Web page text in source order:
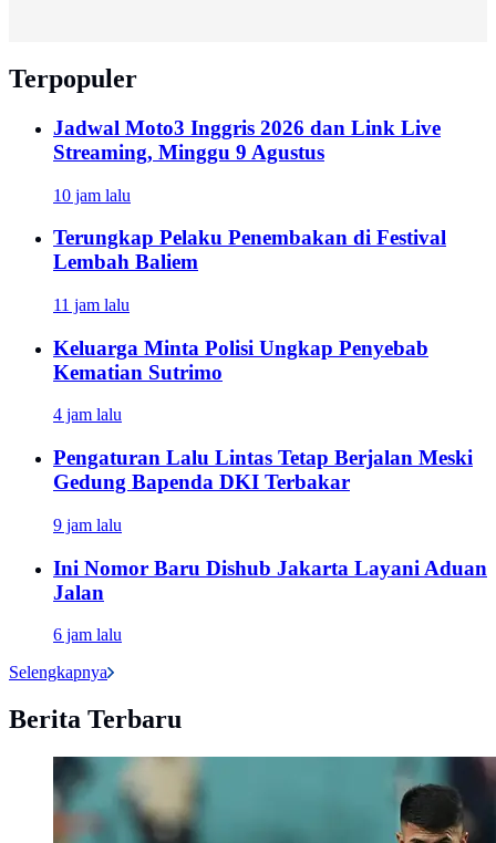
Terpopuler
Jadwal Moto3 Inggris 2026 dan Link Live
Streaming, Minggu 9 Agustus
10 jam lalu
Terungkap Pelaku Penembakan di Festival
Lembah Baliem
11 jam lalu
Keluarga Minta Polisi Ungkap Penyebab
Kematian Sutrimo
4 jam lalu
Pengaturan Lalu Lintas Tetap Berjalan Meski
Gedung Bapenda DKI Terbakar
9 jam lalu
Ini Nomor Baru Dishub Jakarta Layani Aduan
Jalan
6 jam lalu
Selengkapnya
Berita Terbaru